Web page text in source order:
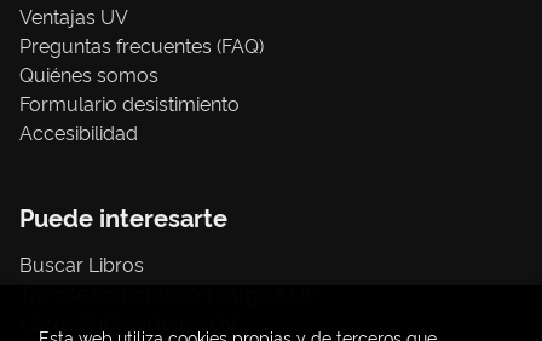
Ventajas UV
Preguntas frecuentes (FAQ)
Quiénes somos
Formulario desistimiento
Accesibilidad
Puede interesarte
Buscar Libros